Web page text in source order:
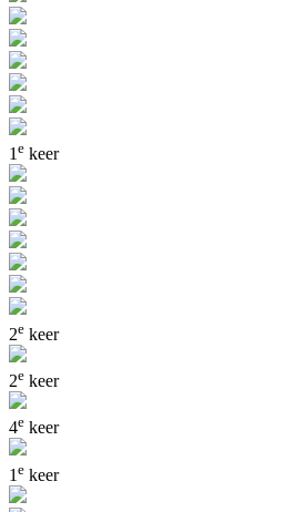
1 e keer
2e keer
2e keer
4e keer
1 e keer